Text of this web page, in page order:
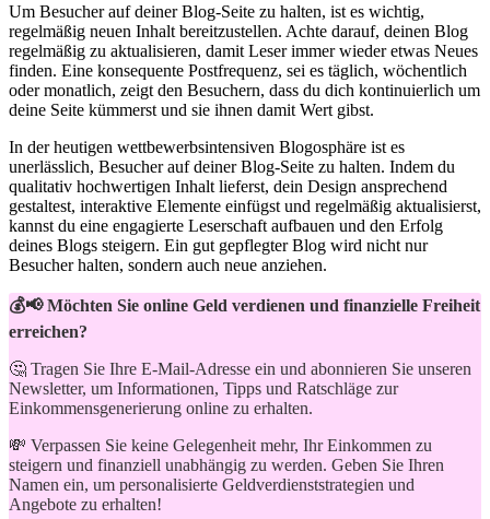
Um⁣ Besucher auf deiner Blog-Seite zu halten, ist ‍es‍ wichtig,
regelmäßig neuen Inhalt bereitzustellen. Achte darauf, deinen Blog
regelmäßig zu⁤ aktualisieren, damit Leser immer wieder etwas Neues⁤
finden. Eine ​konsequente Postfrequenz,⁣ sei es täglich,​ wöchentlich
oder monatlich,‍ zeigt den Besuchern, dass du dich‍ kontinuierlich um
deine Seite kümmerst und ⁣sie ihnen damit Wert gibst.
In der ​heutigen wettbewerbsintensiven Blogosphäre⁢ ist es
unerlässlich, Besucher auf deiner Blog-Seite zu ⁤halten. Indem du
qualitativ hochwertigen Inhalt lieferst, dein Design⁢ ansprechend
gestaltest, interaktive⁣ Elemente⁤ einfügst​ und ‌regelmäßig aktualisierst,
⁢kannst du eine engagierte Leserschaft aufbauen und den Erfolg
deines ‌Blogs⁤ steigern. Ein gut gepflegter Blog wird nicht nur
Besucher halten,‍ sondern auch neue ⁢anziehen.
💰📢 Möchten Sie online Geld verdienen und finanzielle Freiheit
erreichen?
🤔 Tragen Sie Ihre E-Mail-Adresse ein und abonnieren Sie unseren
Newsletter, um Informationen, Tipps und Ratschläge zur
Einkommensgenerierung online zu erhalten.
💸 Verpassen Sie keine Gelegenheit mehr, Ihr Einkommen zu
steigern und finanziell unabhängig zu werden. Geben Sie Ihren
Namen ein, um personalisierte Geldverdienststrategien und
Angebote zu erhalten!